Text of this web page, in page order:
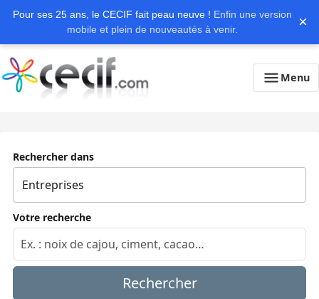
Pour ses 25 ans, le CECIF fait peau neuve ! Enfin une version
mobile et plein de nouveautés à venir.
×
Menu
Rechercher dans
Votre recherche
Rechercher